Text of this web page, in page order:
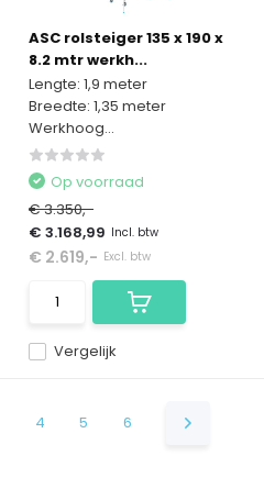
ASC rolsteiger 135 x 190 x
8.2 mtr werkh...
Lengte: 1,9 meter
Breedte: 1,35 meter
Werkhoog...
Vergelijk
Op voorraad
€ 3.350,-
€ 3.168,99 Incl. btw
€ 2.619,- Excl. btw
4 5 6